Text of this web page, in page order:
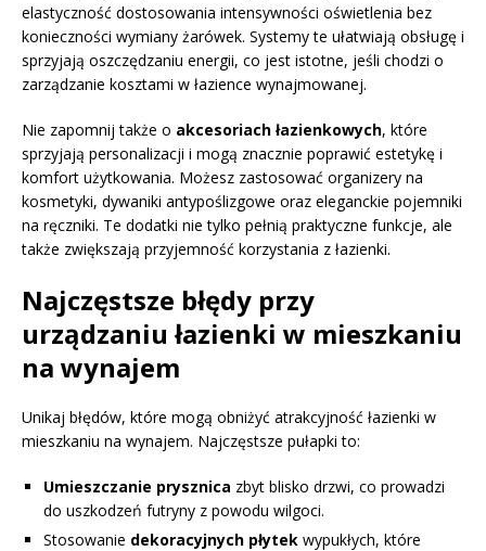
elastyczność dostosowania intensywności oświetlenia bez
konieczności wymiany żarówek. Systemy te ułatwiają obsługę i
sprzyjają oszczędzaniu energii, co jest istotne, jeśli chodzi o
zarządzanie kosztami w łazience wynajmowanej.
Nie zapomnij także o akcesoriach łazienkowych, które
sprzyjają personalizacji i mogą znacznie poprawić estetykę i
komfort użytkowania. Możesz zastosować organizery na
kosmetyki, dywaniki antypoślizgowe oraz eleganckie pojemniki
na ręczniki. Te dodatki nie tylko pełnią praktyczne funkcje, ale
także zwiększają przyjemność korzystania z łazienki.
Najczęstsze błędy przy
urządzaniu łazienki w mieszkaniu
na wynajem
Unikaj błędów, które mogą obniżyć atrakcyjność łazienki w
mieszkaniu na wynajem. Najczęstsze pułapki to:
Umieszczanie prysznica zbyt blisko drzwi, co prowadzi
do uszkodzeń futryny z powodu wilgoci.
Stosowanie dekoracyjnych płytek wypukłych, które